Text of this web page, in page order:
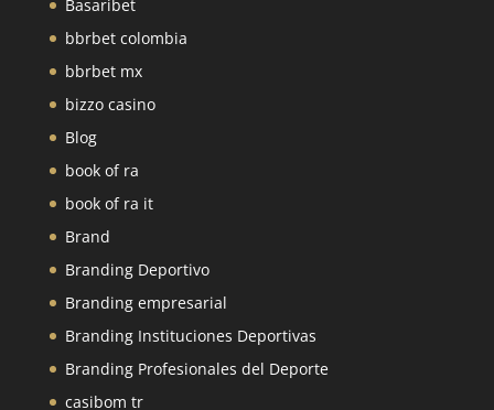
Basaribet
bbrbet colombia
bbrbet mx
bizzo casino
Blog
book of ra
book of ra it
Brand
Branding Deportivo
Branding empresarial
Branding Instituciones Deportivas
Branding Profesionales del Deporte
casibom tr